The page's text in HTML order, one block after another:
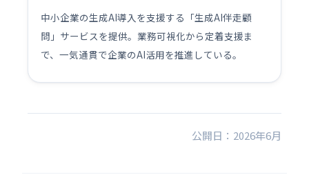
中小企業の生成AI導入を支援する「生成AI伴走顧
問」サービスを提供。業務可視化から定着支援ま
で、一気通貫で企業のAI活用を推進している。
公開日：2026年6月